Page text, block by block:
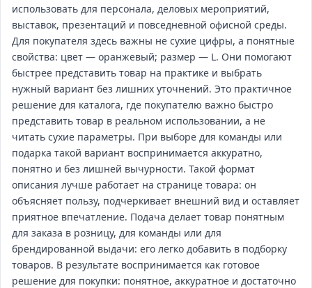
использовать для персонала, деловых мероприятий,
выставок, презентаций и повседневной офисной среды.
Для покупателя здесь важны не сухие цифры, а понятные
свойства: цвет — оранжевый; размер — L. Они помогают
быстрее представить товар на практике и выбрать
нужный вариант без лишних уточнений. Это практичное
решение для каталога, где покупателю важно быстро
представить товар в реальном использовании, а не
читать сухие параметры. При выборе для команды или
подарка такой вариант воспринимается аккуратно,
понятно и без лишней вычурности. Такой формат
описания лучше работает на странице товара: он
объясняет пользу, подчеркивает внешний вид и оставляет
приятное впечатление. Подача делает товар понятным
для заказа в розницу, для команды или для
брендированной выдачи: его легко добавить в подборку
товаров. В результате воспринимается как готовое
решение для покупки: понятное, аккуратное и достаточно